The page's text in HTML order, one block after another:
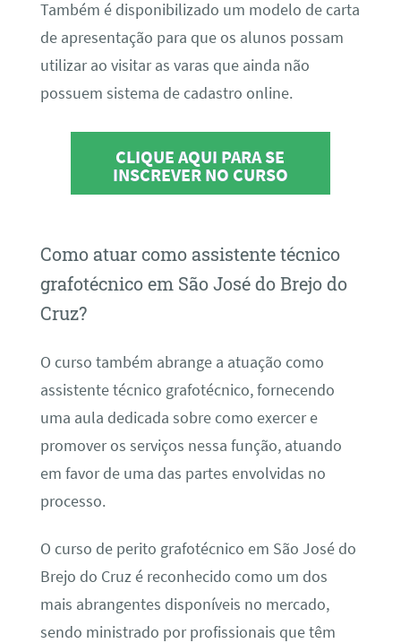
Também é disponibilizado um modelo de carta
de apresentação para que os alunos possam
utilizar ao visitar as varas que ainda não
possuem sistema de cadastro online.
CLIQUE AQUI PARA SE
INSCREVER NO CURSO
Como atuar como assistente técnico
grafotécnico em São José do Brejo do
Cruz?
O curso também abrange a atuação como
assistente técnico grafotécnico, fornecendo
uma aula dedicada sobre como exercer e
promover os serviços nessa função, atuando
em favor de uma das partes envolvidas no
processo.
O curso de perito grafotécnico em São José do
Brejo do Cruz é reconhecido como um dos
mais abrangentes disponíveis no mercado,
sendo ministrado por profissionais que têm